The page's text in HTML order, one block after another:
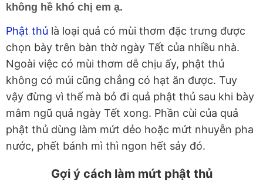
không hề khó chị em ạ.
Phật thủ là loại quả có mùi thơm đặc trưng được
chọn bày trên bàn thờ ngày Tết của nhiều nhà.
Ngoài việc có mùi thơm dễ chịu ấy, phật thủ
không có múi cũng chẳng có hạt ăn được. Tuy
vậy đừng vì thế mà bỏ đi quả phật thủ sau khi bày
mâm ngũ quả ngày Tết xong. Phần cùi của quả
phật thủ dùng làm mứt dẻo hoặc mứt nhuyễn pha
nước, phết bánh mì thì ngon hết sảy đó.
Gợi ý cách làm mứt phật thủ